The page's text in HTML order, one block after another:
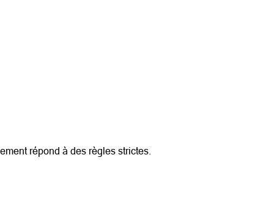
répond à des règles strictes.